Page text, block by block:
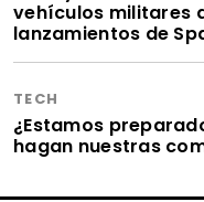
vehículos militares
lanzamientos de
TECH
¿Estamos
hagan nuestras